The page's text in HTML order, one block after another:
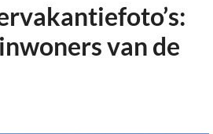
van de